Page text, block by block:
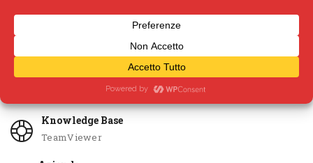
Servizi
Knowledge Base
TeamViewer